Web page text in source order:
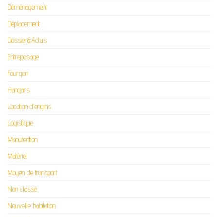
Déménagement
Déplacement
Dossier&Actus
Entreposage
Fourgon
Hangars
Location d'engins
Logistique
Manutention
Matériel
Moyen de transport
Non classé
Nouvelle habitation